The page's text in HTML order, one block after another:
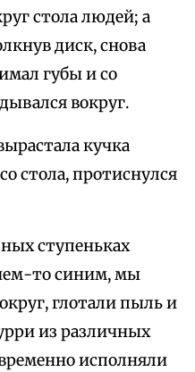
стола людей; а
диск, снова
губы и со
вокруг.
кучка
стола, протиснулся
ступеньках
то синим, мы
глотали пыль и
из различных
исполняли